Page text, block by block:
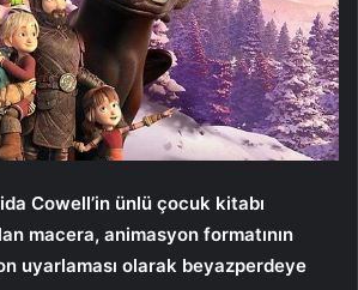
Cowell’in ünlü çocuk kitabı
macera, animasyon formatının
uyarlaması olarak beyazperdeye